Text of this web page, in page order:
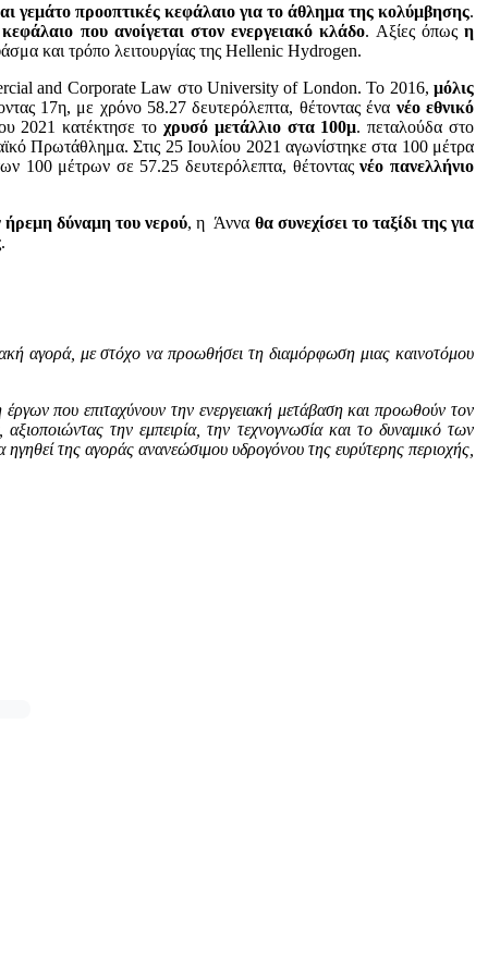
γεμάτο προοπτικές κεφάλαιο για το άθλημα της κολύμβησης.
που ανοίγεται στον ενεργειακό κλάδο. Αξίες όπωςη
και τρόπο λειτουργίας της Hellenic Hydrogen.
and Corporate Law στο University of London. Το 2016, μόλις
17η, με χρόνο 58.27 δευτερόλεπτα, θέτοντας ένα νέο εθνικό
2021 κατέκτησε το χρυσό μετάλλιο στα 100μ. πεταλούδα στο
Πρωτάθλημα. Στις 25 Ιουλίου 2021 αγωνίστηκε στα 100 μέτρα
100 μέτρων σε 57.25 δευτερόλεπτα, θέτονταςνέο πανελλήνιο
ήρεμη δύναμη του νερού, η Άννα θα συνεχίσει το ταξίδι της για
αγορά, με στόχο να προωθήσει τη διαμόρφωση μιας καινοτόμου
που επιταχύνουν την ενεργειακή μετάβαση και προωθούν τον
την εμπειρία, την τεχνογνωσία και το δυναμικό των
ηγηθεί της αγοράς ανανεώσιμου υδρογόνου της ευρύτερης περιοχής,